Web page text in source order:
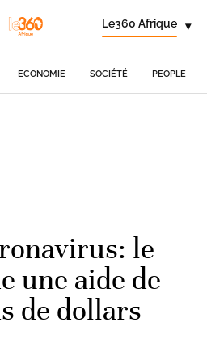
Le360 Afrique ▾
ECONOMIE SOCIÉTÉ PEOPLE
le
une aide de
de dollars